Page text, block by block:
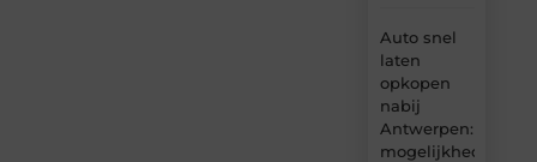
Auto snel
laten
opkopen
nabij
Antwerpen:
mogelijkheden